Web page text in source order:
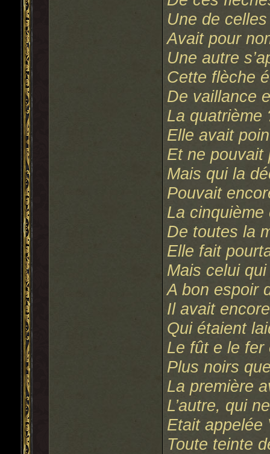
Une de
Avait pour
Une autre
Cette flèche
De vaillance
La quatrième
Elle avait
Et ne pouvait
Mais qui la
Pouvait
La
De toutes la
Elle fait
Mais celui
A bon espoir
Il avait
Qui étaient
Le fût e le fer
Plus noirs
La première
L’autre, qui
Etait appelée
Toute teinte